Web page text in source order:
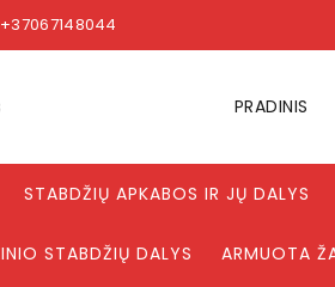
+37067148044
PRADINIS
STABDŽIŲ APKABOS IR JŲ DALYS
STABDŽIŲ DALYS ARMUOTA